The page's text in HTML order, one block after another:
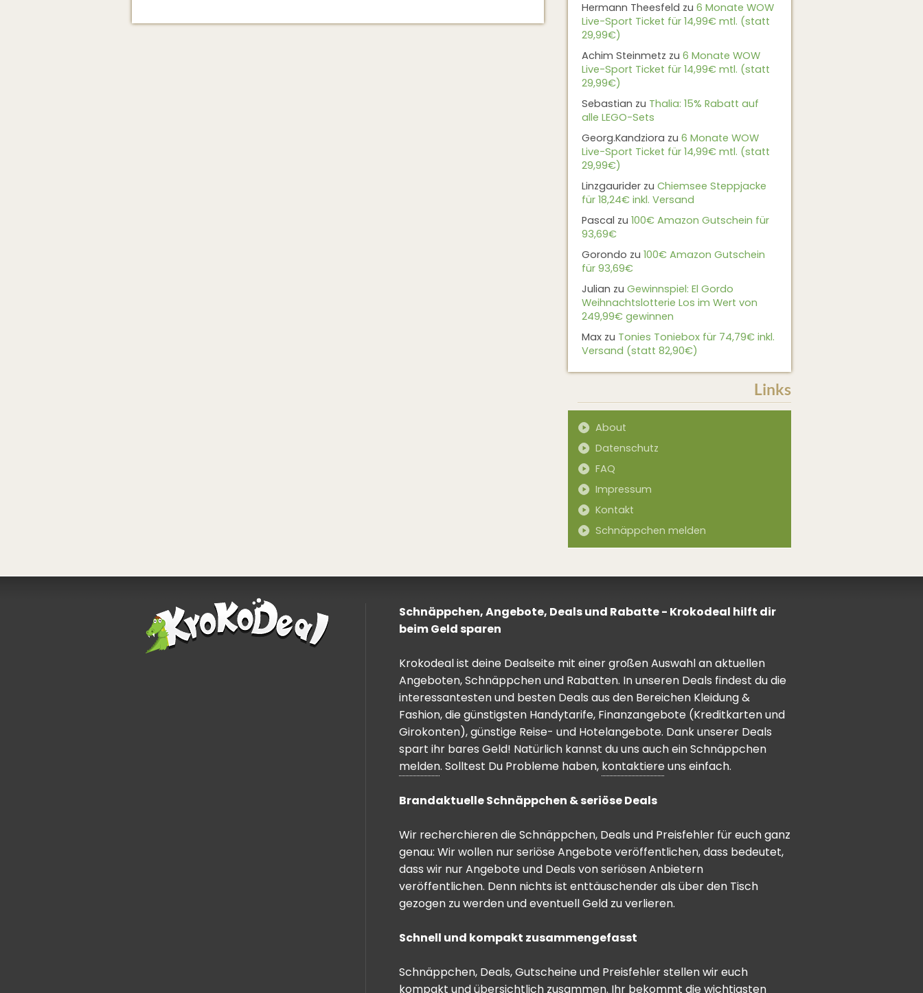
Hermann Theesfeld zu 6 Monate WOW
Live-Sport Ticket für 14,99€ mtl. (statt
29,99€)
Achim Steinmetz zu 6 Monate WOW
Live-Sport Ticket für 14,99€ mtl. (statt
29,99€)
Sebastian zu Thalia: 15% Rabatt auf
alle LEGO-Sets
Georg.Kandziora zu 6 Monate WOW
Live-Sport Ticket für 14,99€ mtl. (statt
29,99€)
Linzgaurider zu Chiemsee Steppjacke
für 18,24€ inkl. Versand
Pascal zu 100€ Amazon Gutschein für
93,69€
Gorondo zu 100€ Amazon Gutschein
für 93,69€
Julian zu Gewinnspiel: El Gordo
Weihnachtslotterie Los im Wert von
249,99€ gewinnen
Max zu Tonies Toniebox für 74,79€ inkl.
Versand (statt 82,90€)
Links
About
Datenschutz
FAQ
Impressum
Kontakt
Schnäppchen melden
Schnäppchen, Angebote, Deals und Rabatte - Krokodeal hilft dir
beim Geld sparen
Krokodeal ist deine Dealseite mit einer großen Auswahl an aktuellen
Angeboten, Schnäppchen und Rabatten. In unseren Deals findest du die
interessantesten und besten Deals aus den Bereichen Kleidung &
Fashion, die günstigsten Handytarife, Finanzangebote (Kreditkarten und
Girokonten), günstige Reise- und Hotelangebote. Dank unserer Deals
spart ihr bares Geld! Natürlich kannst du uns auch ein Schnäppchen
melden. Solltest Du Probleme haben, kontaktiere uns einfach.
Brandaktuelle Schnäppchen & seriöse Deals
Wir recherchieren die Schnäppchen, Deals und Preisfehler für euch ganz
genau: Wir wollen nur seriöse Angebote veröffentlichen, dass bedeutet,
dass wir nur Angebote und Deals von seriösen Anbietern
veröffentlichen. Denn nichts ist enttäuschender als über den Tisch
gezogen zu werden und eventuell Geld zu verlieren.
Schnell und kompakt zusammengefasst
Schnäppchen, Deals, Gutscheine und Preisfehler stellen wir euch
kompakt und übersichtlich zusammen. Ihr bekommt die wichtigsten